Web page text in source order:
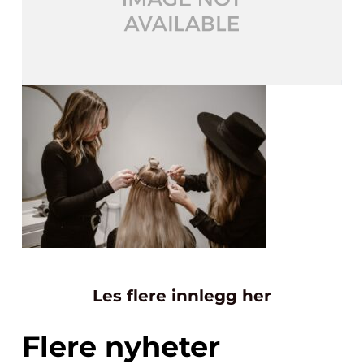
Les flere innlegg her
Flere nyheter